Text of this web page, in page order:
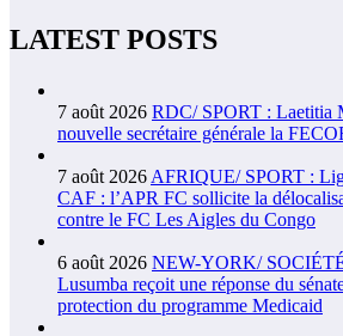
LATEST POSTS
7 août 2026 RDC/ SPORT : Laetitia
nouvelle secrétaire générale la
7 août 2026 AFRIQUE/ SPORT :
CAF : l’APR FC sollicite la
contre le FC Les Aigles du Congo
6 août 2026 NEW-YORK/ SOCIÉTÉ
Lusumba reçoit une réponse du
protection du programme Medicaid